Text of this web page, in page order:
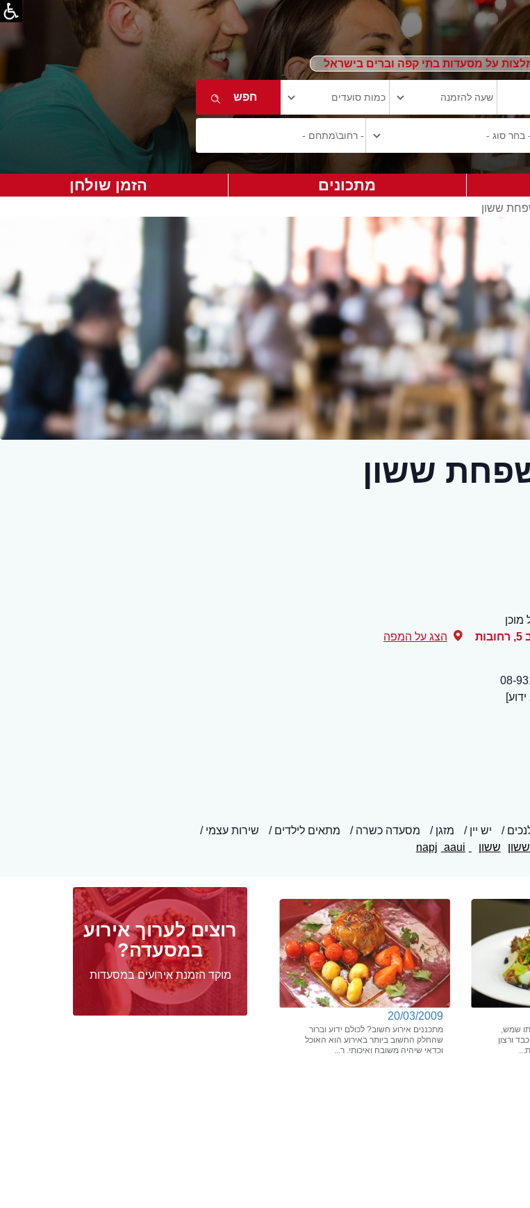
על מסעדות בתי קפה וברים בישראל
מתכונים הזמן שולחן
ששון
ששון
מוכן
5
, רחובות הצג על המפה
08-
יש יין מזגן מסעדה כשרה מתאים לילדים
שירות עצמי
ששון aaui
שמש,
ורצון
20/03/2009
מתכננים אירוע חשוב? לכולם ידוע וברור
שהחלק החשוב ביותר באירוע הוא האוכל
וכדאי שיהיה משובח ואיכותי. ר...
רוצים לערוך אירוע
במסעדה?
מוקד הזמנת אירועים במסעדות